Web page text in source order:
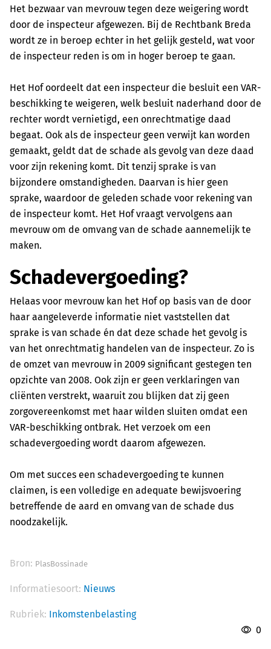
Het bezwaar van mevrouw tegen deze weigering wordt
door de inspecteur afgewezen. Bij de Rechtbank Breda
wordt ze in beroep echter in het gelijk gesteld, wat voor
de inspecteur reden is om in hoger beroep te gaan.
Het Hof oordeelt dat een inspecteur die besluit een VAR-
beschikking te weigeren, welk besluit naderhand door de
rechter wordt vernietigd, een onrechtmatige daad
begaat. Ook als de inspecteur geen verwijt kan worden
gemaakt, geldt dat de schade als gevolg van deze daad
voor zijn rekening komt. Dit tenzij sprake is van
bijzondere omstandigheden. Daarvan is hier geen
sprake, waardoor de geleden schade voor rekening van
de inspecteur komt. Het Hof vraagt vervolgens aan
mevrouw om de omvang van de schade aannemelijk te
maken.
Schadevergoeding?
Helaas voor mevrouw kan het Hof op basis van de door
haar aangeleverde informatie niet vaststellen dat
sprake is van schade én dat deze schade het gevolg is
van het onrechtmatig handelen van de inspecteur. Zo is
de omzet van mevrouw in 2009 significant gestegen ten
opzichte van 2008. Ook zijn er geen verklaringen van
cliënten verstrekt, waaruit zou blijken dat zij geen
zorgovereenkomst met haar wilden sluiten omdat een
VAR-beschikking ontbrak. Het verzoek om een
schadevergoeding wordt daarom afgewezen.
Om met succes een schadevergoeding te kunnen
claimen, is een volledige en adequate bewijsvoering
betreffende de aard en omvang van de schade dus
noodzakelijk.
Bron: PlasBossinade
Informatiesoort: Nieuws
Rubriek: Inkomstenbelasting
0